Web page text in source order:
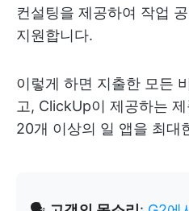
컨설팅을 제공하여 작업
지원합니다.
이렇게 하면 지출한 모든
고, ClickUp이 제공하는
20개 이상의 일 앱을 최대